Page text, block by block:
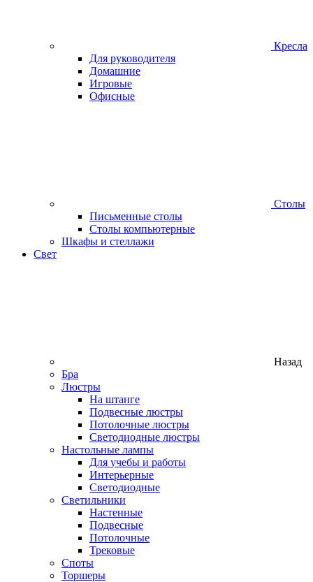
Кресла
Для руководителя
Домашние
Игровые
Офисные
Столы
Письменные столы
Столы компьютерные
Шкафы и стеллажи
Свет
Назад
Бра
Люстры
На штанге
Подвесные люстры
Потолочные люстры
Светодиодные люстры
Настольные лампы
Для учебы и работы
Интерьерные
Светодиодные
Светильники
Настенные
Подвесные
Потолочные
Трековые
Споты
Торшеры